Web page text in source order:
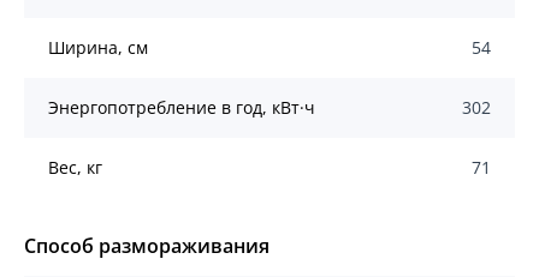
Ширина, см 54
Энергопотребление в год, кВт·ч 302
Вес, кг 71
Способ размораживания